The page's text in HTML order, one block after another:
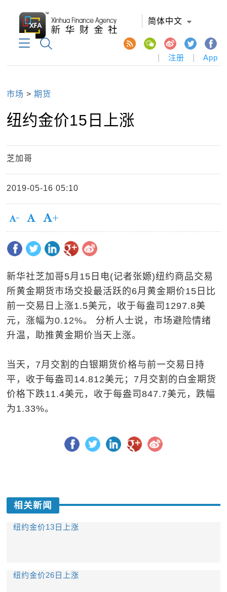
简体中文
注册 App
市场 >期货
纽约金价15日上涨
芝加哥
2019-05-16 05:10
新华社芝加哥5月15日电(记者张嫄)纽约商品交易
所黄金期货市场交投最活跃的6月黄金期价15日比
前一交易日上涨1.5美元，收于每盎司1297.8美
元，涨幅为0.12%。 分析人士说，市场避险情绪
升温，助推黄金期价当天上涨。
当天，7月交割的白银期货价格与前一交易日持
平，收于每盎司14.812美元；7月交割的白金期货
价格下跌11.4美元，收于每盎司847.7美元，跌幅
为1.33%。
相关新闻
纽约金价13日上涨
纽约金价26日上涨